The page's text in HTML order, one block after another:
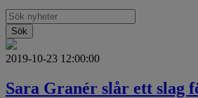
2019-10-23 12:00:00
Sara Granér slår ett slag